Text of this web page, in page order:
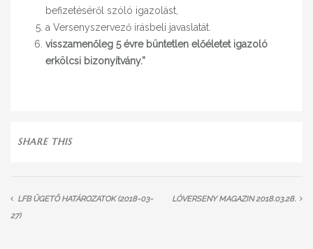
befizetéséről szóló igazolást,
a Versenyszervező írásbeli javaslatát.
visszamenőleg 5 évre büntetlen előéletet igazoló
erkölcsi bizonyítvány.”
SHARE THIS
LFB ÜGETŐ HATÁROZATOK (2018-03-
27)
LÓVERSENY MAGAZIN 2018.03.28.